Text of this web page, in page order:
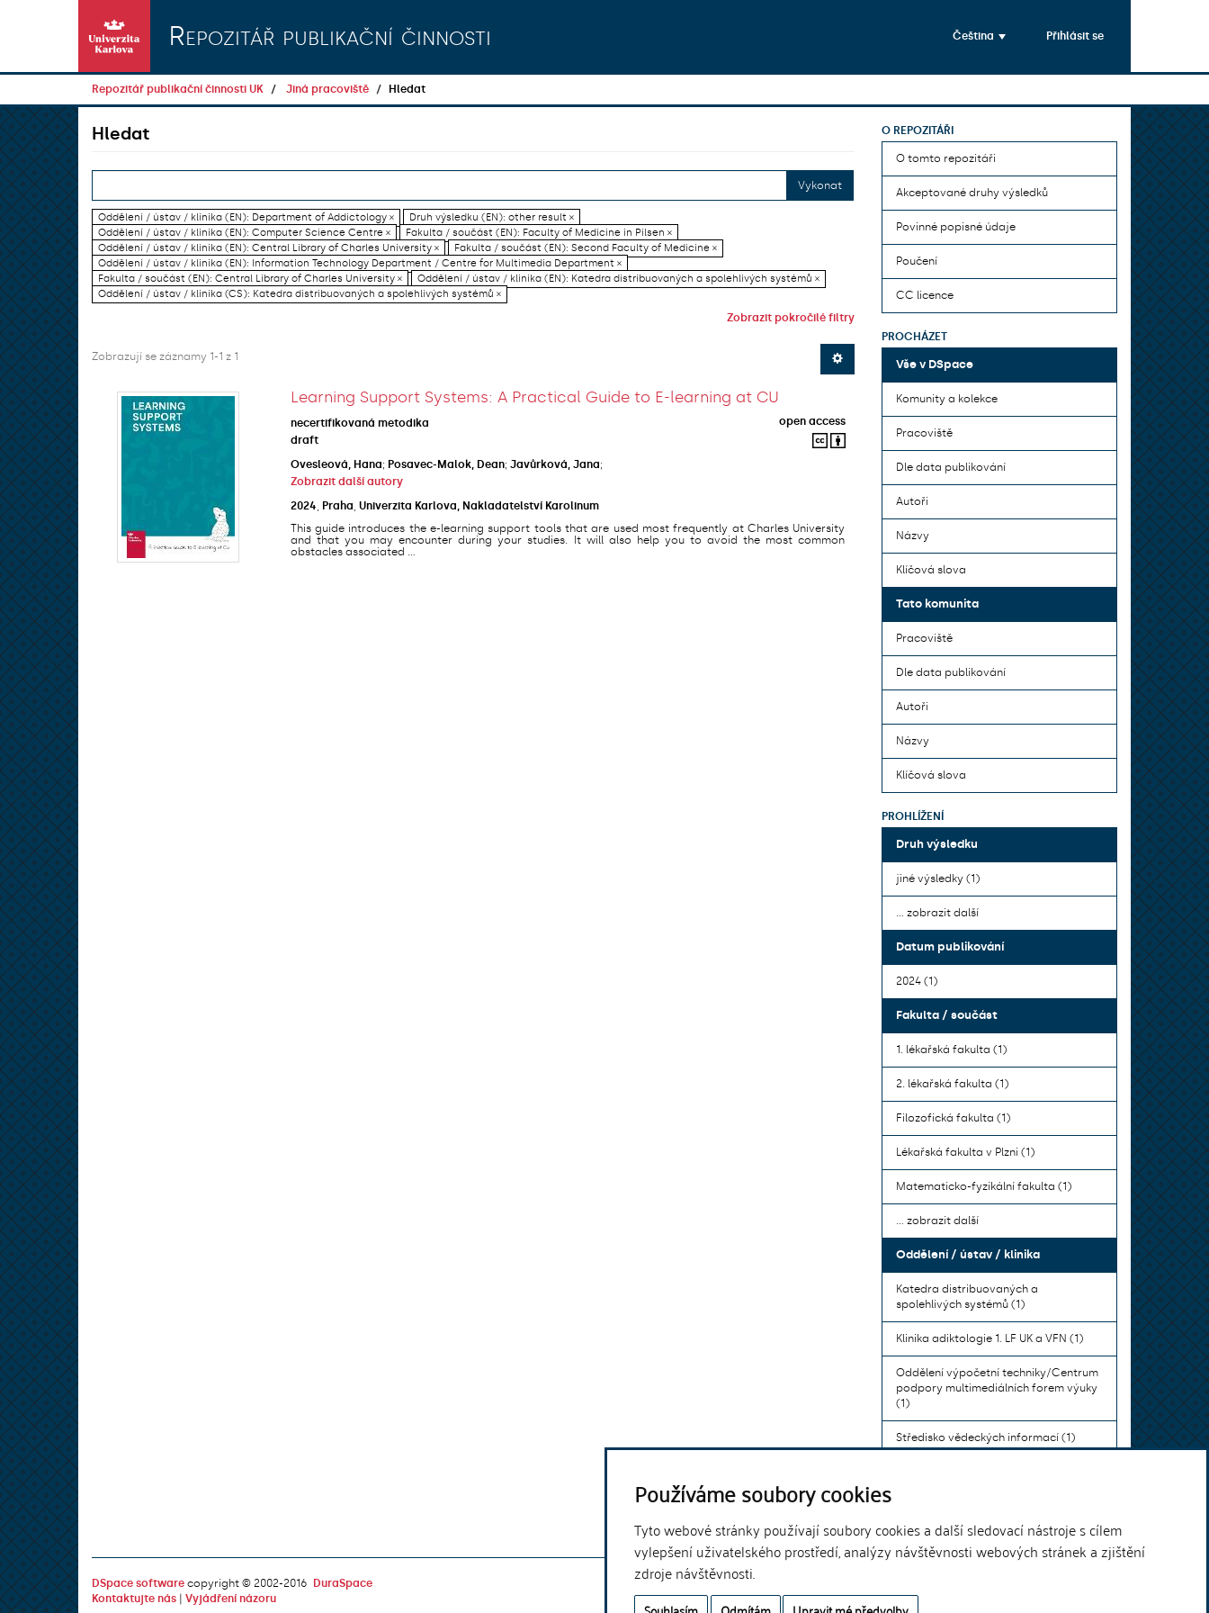
Používáme soubory cookies
Tyto webové stránky používají soubory cookies a další sledovací nástroje s cílem
vylepšení uživatelského prostředí, analýzy návštěvnosti webových stránek a zjištění
zdroje návštěvnosti.
Repozitář publikační činnosti Čeština Přihlásit se
Repozitář publikační činnosti UK Jiná pracoviště Hledat
Hledat
Vykonat
Oddělení / ústav / klinika (EN): Department of Addictology ×
Druh výsledku (EN): other result ×
Oddělení / ústav / klinika (EN): Computer Science Centre ×
Fakulta / součást (EN): Faculty of Medicine in Pilsen ×
Oddělení / ústav / klinika (EN): Central Library of Charles University ×
Fakulta / součást (EN): Second Faculty of Medicine ×
Oddělení / ústav / klinika (EN): Information Technology Department / Centre for Multimedia Department ×
Fakulta / součást (EN): Central Library of Charles University ×
Oddělení / ústav / klinika (EN): Katedra distribuovaných a spolehlivých systémů ×
Oddělení / ústav / klinika (CS): Katedra distribuovaných a spolehlivých systémů ×
Zobrazit pokročilé filtry
Zobrazují se záznamy 1-1 z 1
Learning Support Systems: A Practical Guide to E-learning at CU
necertifikovaná metodika
open access
draft
Ovesleová, Hana; Posavec-Malok, Dean; Javůrková, Jana;
Zobrazit další autory
2024
Praha Univerzita Karlova, Nakladatelství Karolinum
This guide introduces the e-learning support tools that are used most frequently at Charles University
and that you may encounter during your studies. It will also help you to avoid the most common
obstacles associated ...
O REPOZITÁŘI
O tomto repozitáři
Akceptované druhy výsledků
Povinné popisné údaje
Poučení
CC licence
PROCHÁZET
Vše v DSpace
Komunity a kolekce
Pracoviště
Dle data publikování
Autoři
Názvy
Klíčová slova
Tato komunita
Pracoviště
Dle data publikování
Autoři
Názvy
Klíčová slova
PROHLÍŽENÍ
Druh výsledku
jiné výsledky (1)
... zobrazit další
Datum publikování
2024 (1)
Fakulta / součást
1. lékařská fakulta (1)
2. lékařská fakulta (1)
Filozofická fakulta (1)
Lékařská fakulta v Plzni (1)
Matematicko-fyzikální fakulta (1)
... zobrazit další
Oddělení / ústav / klinika
Katedra distribuovaných a
spolehlivých systémů (1)
Klinika adiktologie 1. LF UK a VFN (1)
Oddělení výpočetní techniky/Centrum
podpory multimediálních forem výuky
(1)
Středisko vědeckých informací (1)
DSpace software copyright © 2002-2016
DuraSpace
Kontaktujte nás
Vyjádření názoru